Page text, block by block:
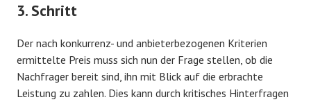
3. Schritt
Der nach konkurrenz- und anbieterbezogenen Kriterien
ermittelte Preis muss sich nun der Frage stellen, ob die
Nachfrager bereit sind, ihn mit Blick auf die erbrachte
Leistung zu zahlen. Dies kann durch kritisches Hinterfragen